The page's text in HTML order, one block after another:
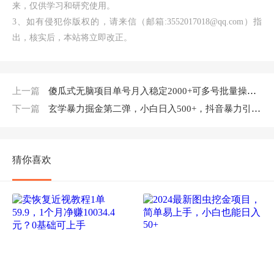
来，仅供学习和研究使用。
3、如有侵犯你版权的，请来信（邮箱:3552017018@qq.com）指
出，核实后，本站将立即改正。
上一篇
傻瓜式无脑项目单号月入稳定2000+可多号批量操作多多视频搬砖全新玩法
下一篇
玄学暴力掘金第二弹，小白日入500+，抖音暴力引流，不违规，术封号，八字命理掘金AI玩法【揭秘】
猜你喜欢